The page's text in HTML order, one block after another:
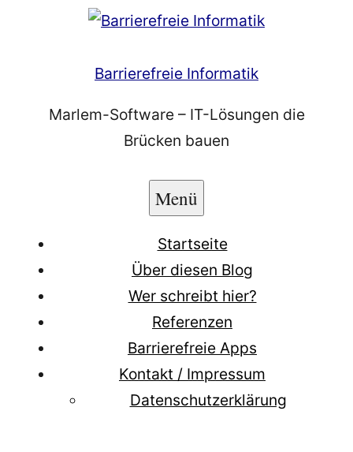
Barrierefreie Informatik
Marlem-Software – IT-Lösungen die
Brücken bauen
Menü
Startseite
Über diesen Blog
Wer schreibt hier?
Referenzen
Barrierefreie Apps
Kontakt / Impressum
Datenschutzerklärung